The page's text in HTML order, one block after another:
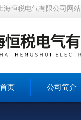
海恒税电气有限公司网站
页 公司简介